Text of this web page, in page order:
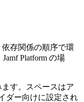
存関係の順序で環
Platform の場
す。スペースはア
ダー向けに設定され